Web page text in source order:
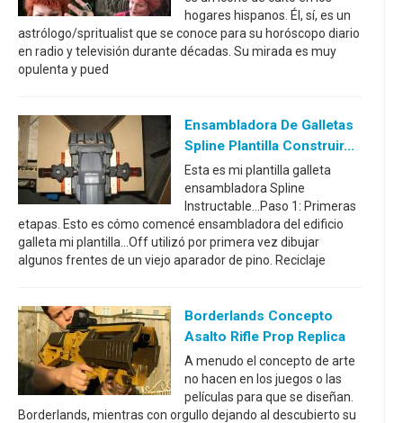
hogares hispanos. Él, sí, es un
astrólogo/spritualist que se conoce para su horóscopo diario
en radio y televisión durante décadas. Su mirada es muy
opulenta y pued
Ensambladora De Galletas
Spline Plantilla Construir...
Esta es mi plantilla galleta
ensambladora Spline
Instructable...Paso 1: Primeras
etapas. Esto es cómo comencé ensambladora del edificio
galleta mi plantilla...Off utilizó por primera vez dibujar
algunos frentes de un viejo aparador de pino. Reciclaje
Borderlands Concepto
Asalto Rifle Prop Replica
A menudo el concepto de arte
no hacen en los juegos o las
películas para que se diseñan.
Borderlands, mientras con orgullo dejando al descubierto su